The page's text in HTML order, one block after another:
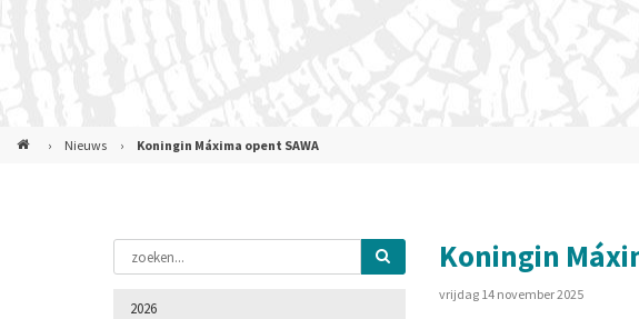
› Nieuws › Koningin Máxima opent SAWA
2026
Koningin
vrijdag 14 november 2025